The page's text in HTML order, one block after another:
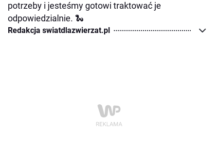
potrzeby i jesteśmy gotowi traktować je
odpowiedzialnie. 🐍
Redakcja swiatdlazwierzat.pl